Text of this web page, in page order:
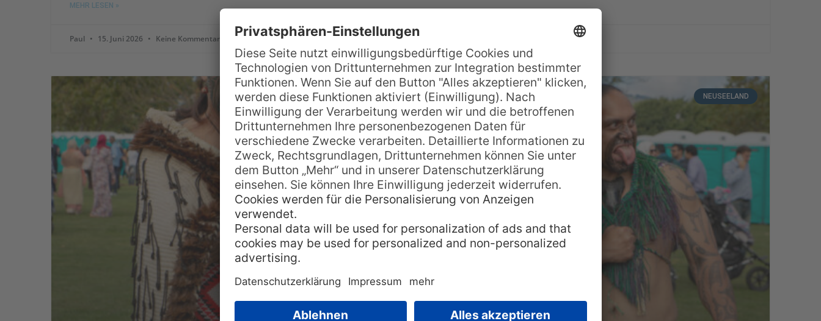
MEHR LESEN »
Paul 15. Juni 2026 Keine Kommentare
NEUSEELAND